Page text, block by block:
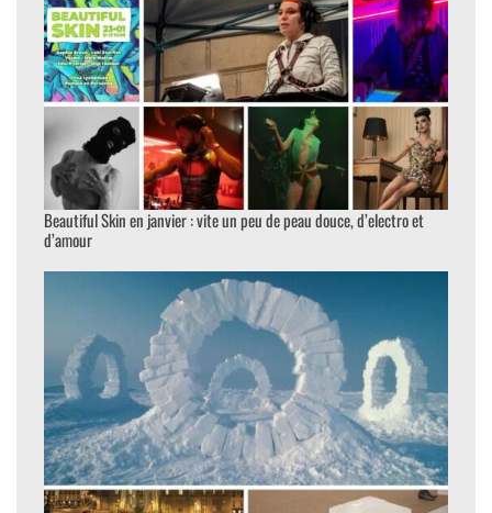
Beautiful Skin en janvier : vite un peu de peau douce, d’electro et
d’amour